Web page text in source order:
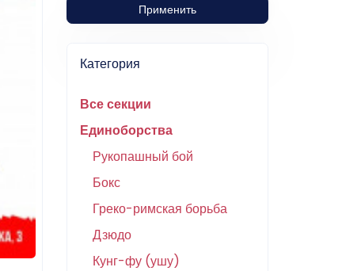
Применить
Категория
Все секции
Единоборства
Рукопашный бой
Бокс
Греко-римская борьба
Дзюдо
Кунг-фу (ушу)